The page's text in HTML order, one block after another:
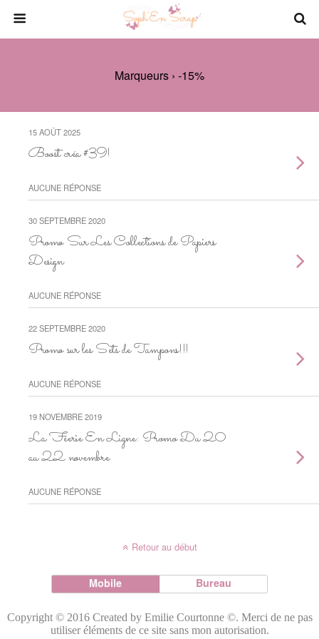
Marqueurs › -15%
15 AOÛT 2025
Boost créa #39!
AUCUNE RÉPONSE
30 SEPTEMBRE 2020
Promo Sur Les Collections de Papiers
Design
AUCUNE RÉPONSE
22 SEPTEMBRE 2020
Promo sur les Sets de Tampons!!!
AUCUNE RÉPONSE
19 NOVEMBRE 2019
La Féerie En Ligne: Promo Du 20
au 22 novembre
AUCUNE RÉPONSE
Retour au début
Mobile Bureau
Copyright © 2016 Created by Emilie Courtonne ©. Merci de ne pas
utiliser éléments de ce site sans mon autorisation.